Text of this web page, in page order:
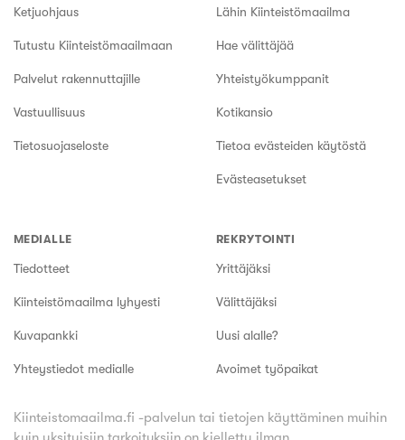
Ketjuohjaus
Tutustu Kiinteistömaailmaan
Palvelut rakennuttajille
Vastuullisuus
Tietosuojaseloste
Lähin Kiinteistömaailma
Hae välittäjää
Yhteistyökumppanit
Kotikansio
Tietoa evästeiden käytöstä
Evästeasetukset
MEDIALLE
Tiedotteet
Kiinteistömaailma lyhyesti
Kuvapankki
Yhteystiedot medialle
REKRYTOINTI
Yrittäjäksi
Välittäjäksi
Uusi alalle?
Avoimet työpaikat
Kiinteistomaailma.fi -palvelun tai tietojen käyttäminen muihin